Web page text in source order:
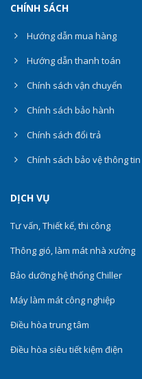
CHÍNH SÁCH
Hướng dẫn mua hàng
Hướng dẫn thanh toán
Chính sách vận chuyển
Chính sách bảo hành
Chính sách đổi trả
Chính sách bảo vệ thông tin
DỊCH VỤ
Tư vấn, Thiết kế, thi công
Thông gió, làm mát nhà xưởng
Bảo dưỡng hệ thống Chiller
Máy làm mát công nghiệp
Điều hòa trung tâm
Điều hòa siêu tiết kiệm điện